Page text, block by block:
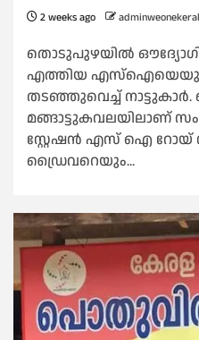
2 weeks ago
തൊടുപുഴയിൽ
എത്തിയ
തടഞ്ഞുവെച്ച്
മങ്ങാട്ടുകവലയിലാണ്
സ്റ്റേഷൻ എസ് ഐ
ഡ്രൈവറെയും...